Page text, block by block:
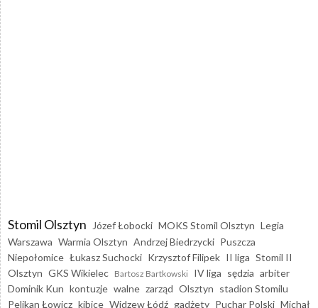
Stomil Olsztyn Józef Łobocki MOKS Stomil Olsztyn Legia
Warszawa Warmia Olsztyn Andrzej Biedrzycki Puszcza
Niepołomice Łukasz Suchocki Krzysztof Filipek II liga Stomil II
Olsztyn GKS Wikielec Bartosz Bartkowski IV liga sędzia arbiter
Dominik Kun kontuzje walne zarząd Olsztyn stadion Stomilu
Pelikan Łowicz kibice Widzew Łódź gadżety Puchar Polski Michał